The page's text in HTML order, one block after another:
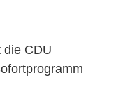
die CDU